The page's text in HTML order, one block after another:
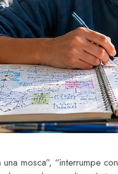
mosca”, “interrumpe